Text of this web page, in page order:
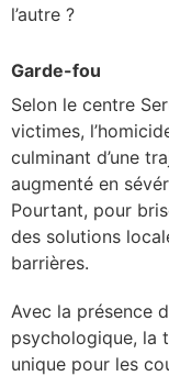
l’autre ?
Garde-fou
Selon le centre
victimes,
culminant d’une
augmenté en
Pourtant, pour
des solutions
barrières.
Avec la présence
psychologique, la
unique pour les